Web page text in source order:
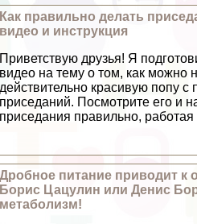
Как правильно делать
видео и инструкция
Приветствую друзья! Я
видео на тему о том, как можно
действительно красивую попу
приседаний. Посмотрите его и
приседания правильно, работая
Дробное питание приводит к
Борис Цацулин или Денис
метаболизм!